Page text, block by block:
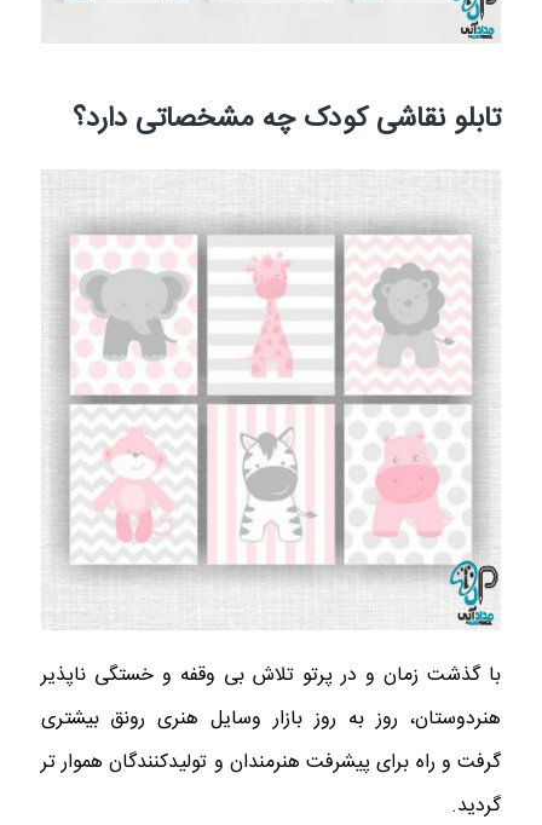
تابلو نقاشی کودک چه مشخصاتی دارد؟
با گذشت زمان و در پرتو تلاش بی وقفه و خستگی ناپذیر
هنردوستان، روز به روز بازار وسایل هنری رونق بیشتری
گرفت و راه برای پیشرفت هنرمندان و تولیدکنندگان هموار تر
گردید.